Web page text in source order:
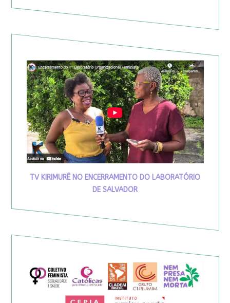
TV KIRIMURÊ NO ENCERRAMENTO DO LABORATÓRIO
DE SALVADOR